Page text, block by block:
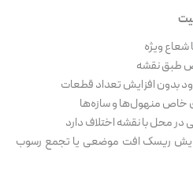
شعاع ویژه
طبق نقشه
بدون افزایش تعداد قطعات
منهول‌ها و سازه‌ها
در محل با نقشه اختلاف دارد
ریسک افت موضعی یا تجمع رسوب